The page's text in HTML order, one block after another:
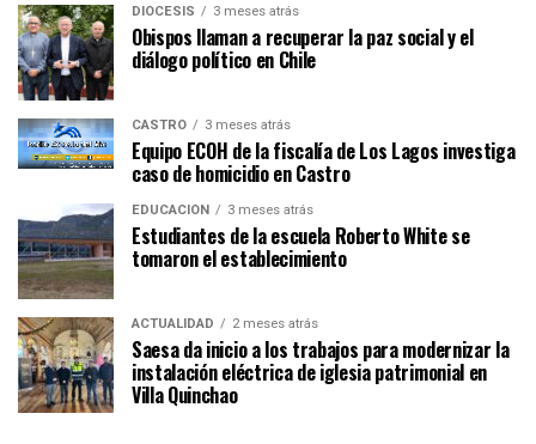
DIÓCESIS 3 meses atrás
Obispos llaman a recuperar la paz social y el
diálogo político en Chile
CASTRO 3 meses atrás
Equipo ECOH de la fiscalía de Los Lagos investiga
caso de homicidio en Castro
EDUCACIÓN 3 meses atrás
Estudiantes de la escuela Roberto White se
tomaron el establecimiento
ACTUALIDAD 2 meses atrás
Saesa da inicio a los trabajos para modernizar la
instalación eléctrica de iglesia patrimonial en
Villa Quinchao